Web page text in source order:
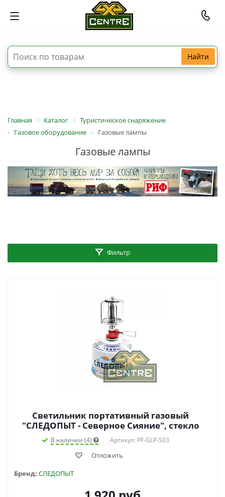
Найти
Главная Каталог
Туристическое снаряжение
Газовое оборудование
Газовые лампы
Газовые лампы
Фильтр
Светильник портативный газовый
"СЛЕДОПЫТ - Северное Сияние", стекло
В наличии (4) Артикул: PF-GLP-S03
Отложить
Бренд: СЛЕДОПЫТ